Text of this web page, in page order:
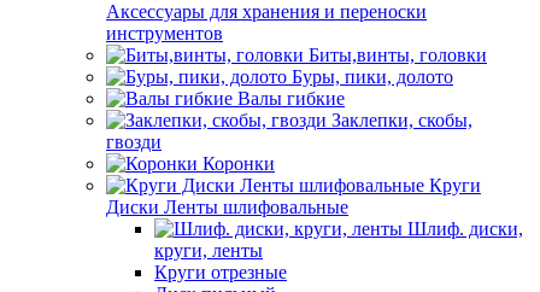
Аксессуары для хранения и переноски
инструментов
Биты,винты, головки
Буры, пики, долото
Валы гибкие
Заклепки, скобы,
гвозди
Коронки
Круги
Диски Ленты шлифовальные
Шлиф. диски,
круги, ленты
Круги отрезные